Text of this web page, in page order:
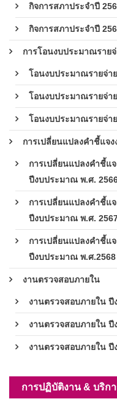
กิจการสภาประจำปี
กิจการสภาประจำปี
การโอนงบประมาณราย
โอนงบประมาณรายจ่า
โอนงบประมาณรายจ่า
โอนงบประมาณรายจ่า
การเปลี่ยนแปลงคำชี้แจ
การเปลี่ยนแปลงคำชี้แ
ปีงบประมาณ พ.ศ.
การเปลี่ยนแปลงคำชี้แ
ปีงบประมาณ พ.ศ.
การเปลี่ยนแปลงคำชี้แ
ปีงบประมาณ พ.ศ.2568
งานตรวจสอบภายใน
งานตรวจสอบภายใน
งานตรวจสอบภายใน
งานตรวจสอบภายใน
การปฏิบัติงาน & บริก